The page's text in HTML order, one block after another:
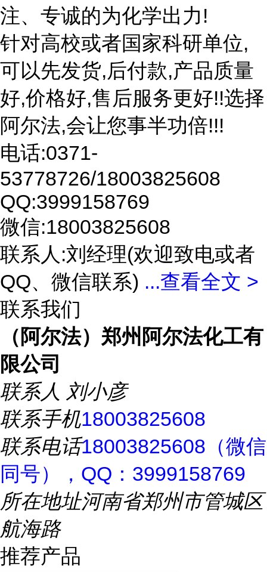
注、专诚的为化学出力!
针对高校或者国家科研单位,
可以先发货,后付款,产品质量
好,价格好,售后服务更好!!选择
阿尔法,会让您事半功倍!!!
电话:0371-
53778726/18003825608
QQ:3999158769
微信:18003825608
联系人:刘经理(欢迎致电或者
QQ、微信联系) ...查看全文 >
联系我们
（阿尔法）郑州阿尔法化工有
限公司
联系人 刘小彦
联系手机18003825608
联系电话18003825608（微信
同号），QQ：3999158769
所在地址河南省郑州市管城区
航海路
推荐产品